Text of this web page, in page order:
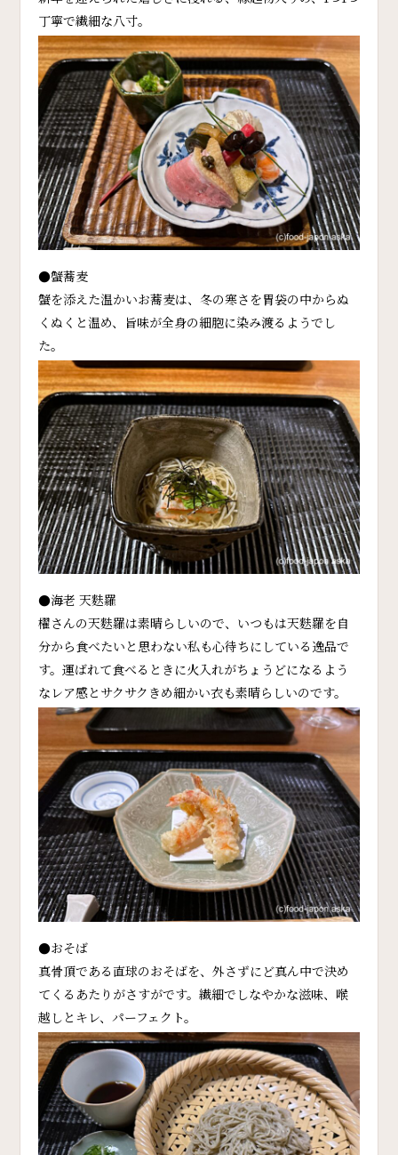
丁寧で繊細な八寸。
●蟹蕎麦
蟹を添えた温かいお蕎麦は、冬の寒さを胃袋の中からぬ
くぬくと温め、旨味が全身の細胞に染み渡るようでし
た。
●海老 天麩羅
櫂さんの天麩羅は素晴らしいので、いつもは天麩羅を自
分から食べたいと思わない私も心待ちにしている逸品で
す。運ばれて食べるときに火入れがちょうどになるよう
なレア感とサクサクきめ細かい衣も素晴らしいのです。
●おそば
真骨頂である直球のおそばを、外さずにど真ん中で決め
てくるあたりがさすがです。繊細でしなやかな滋味、喉
越しとキレ、パーフェクト。